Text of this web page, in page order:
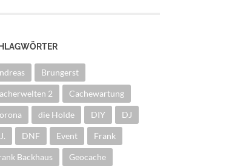
Brungerst
2 Cachewartung
die Holde DIY DJ
DNF Event Frank
Backhaus Geocache